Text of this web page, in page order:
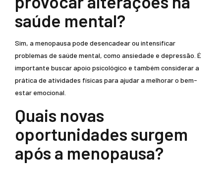
saúde mental?
Sim, a menopausa pode desencadear ou intensificar
problemas de saúde mental, como ansiedade e depressão. É
importante buscar apoio psicológico e também considerar a
prática de atividades físicas para ajudar a melhorar o bem-
estar emocional.
Quais novas
oportunidades surgem
após a menopausa?